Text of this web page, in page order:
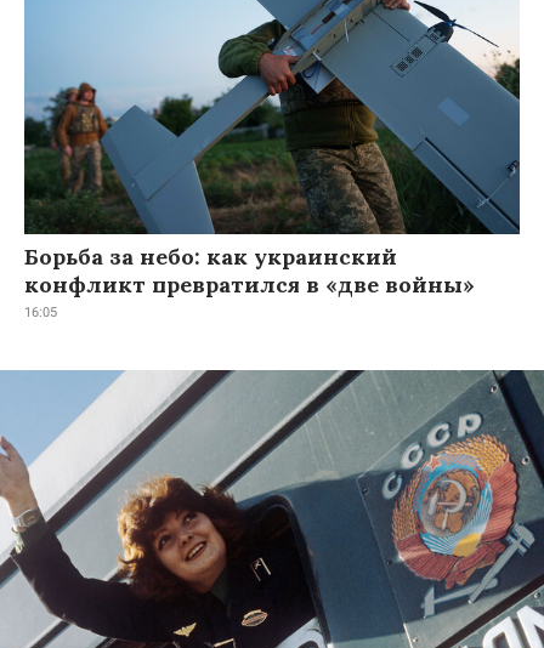
Борьба за небо: как украинский
конфликт превратился в «две войны»
16:05